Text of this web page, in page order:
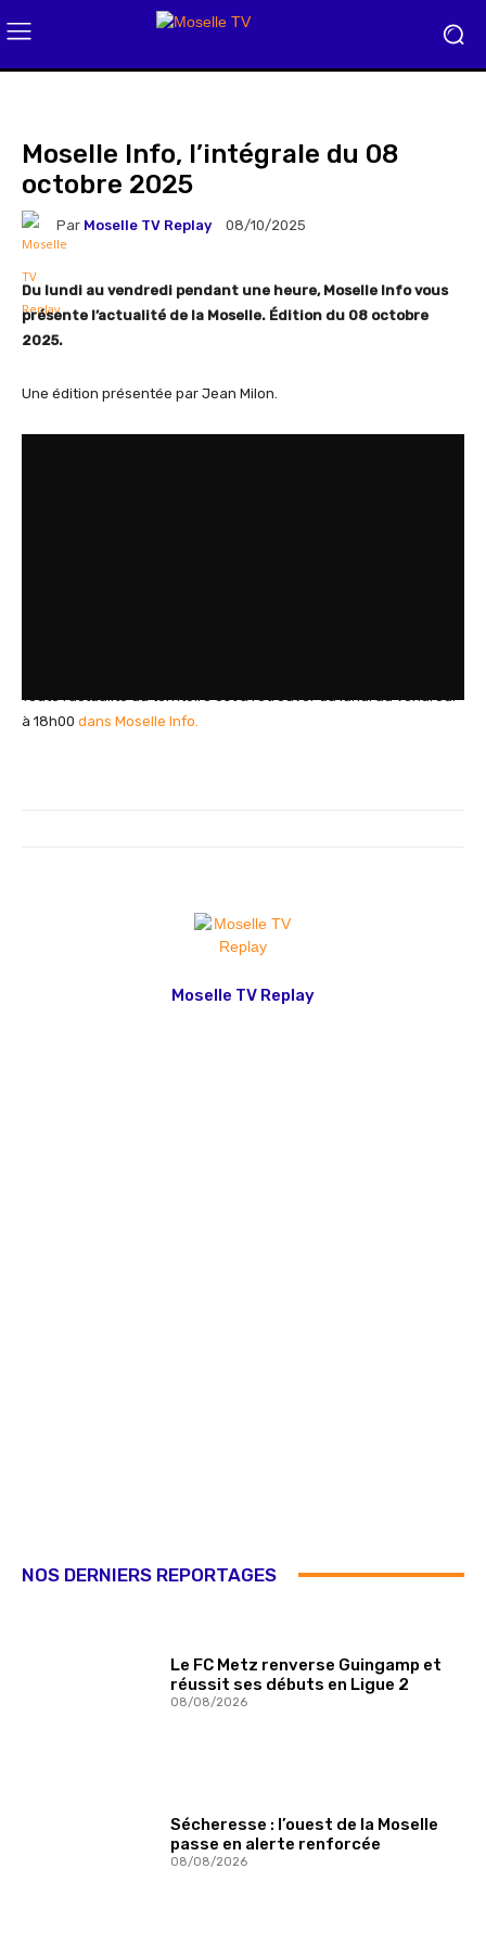
Moselle Info, l’intégrale du 08
octobre 2025
Par Moselle TV Replay 08/10/2025
Du lundi au vendredi pendant une heure, Moselle Info vous
présente l’actualité de la Moselle. Édition du 08 octobre
2025.
Une édition présentée par Jean Milon.
à 18h00 dans Moselle Info.
Moselle TV Replay
NOS DERNIERS REPORTAGES
Le FC Metz renverse Guingamp et
réussit ses débuts en Ligue 2
08/08/2026
Sécheresse : l’ouest de la Moselle
passe en alerte renforcée
08/08/2026